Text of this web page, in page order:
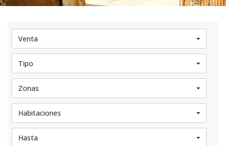
Venta
Tipo
Zonas
Habitaciones
Hasta